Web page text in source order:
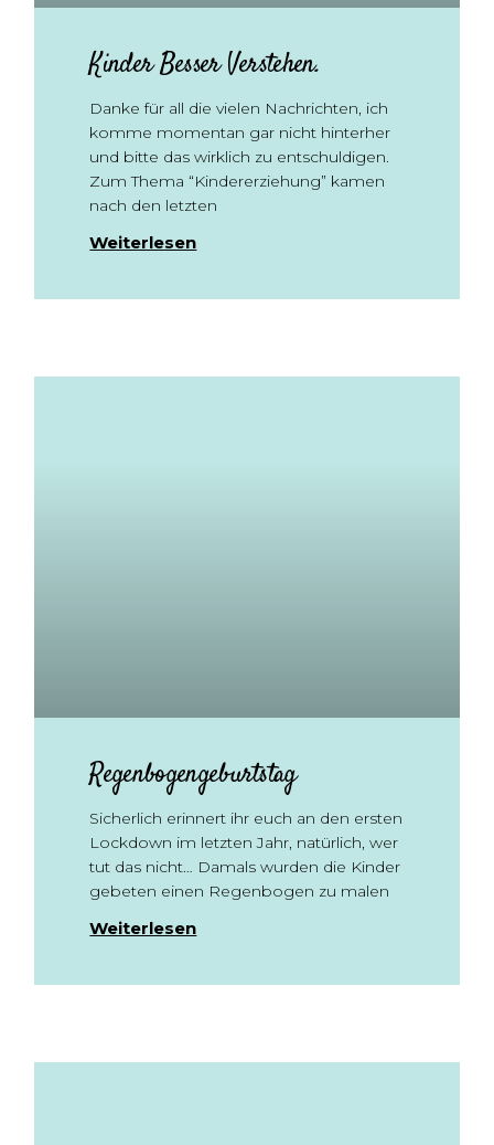
Kinder Besser Verstehen.
Danke für all die vielen Nachrichten, ich
komme momentan gar nicht hinterher
und bitte das wirklich zu entschuldigen.
Zum Thema “Kindererziehung” kamen
nach den letzten
Weiterlesen
Regenbogengeburtstag
Sicherlich erinnert ihr euch an den ersten
Lockdown im letzten Jahr, natürlich, wer
tut das nicht… Damals wurden die Kinder
gebeten einen Regenbogen zu malen
Weiterlesen